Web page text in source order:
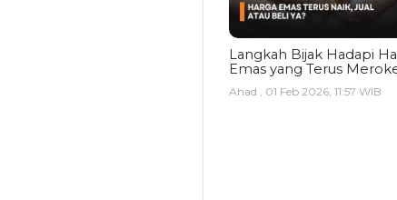
Langkah Bijak Hadapi
Emas yang Terus
Ahad , 01 Feb 2026, 11:57 WIB